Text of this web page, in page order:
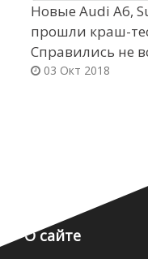
Новые Audi A6,
прошли краш-
Справились не
03 Окт 2018
О сайте